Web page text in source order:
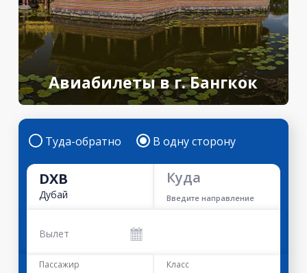
Авиабилеты в г. Бангкок
Туда-обратно В одну сторону
DXB
Дубай
Куда
Введите направление
Вылет
Пассажир Класс